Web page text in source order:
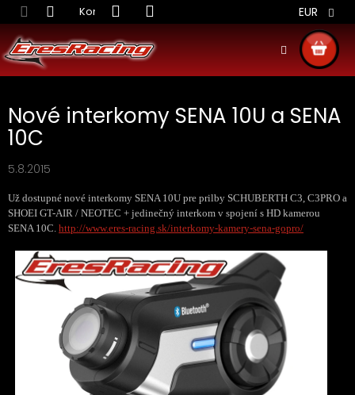
Prejsť
na
obsah
Kontakt Obchodné podmienky Doprava
EUR
KOŠÍK
Nové interkomy SENA 10U a SENA
10C
5.8.2015
Už dostupné nové interkomy SENA 10U pre prilby SCHUBERTH C3, C3PRO a
SHOEI GT-AIR / NEOTEC + jedinečný interkom v spojení s HD kamerou
SENA 10C. http://www.eres-racing.sk/interkomy-kamery-sena-gopro/